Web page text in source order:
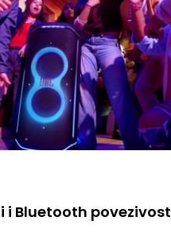
i Bluetooth povezivost